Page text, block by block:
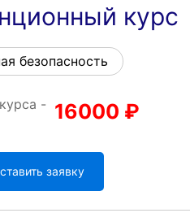
курс
безопасность
- 16000 ₽
заявку